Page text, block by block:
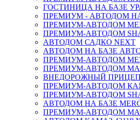
ГОСТИНИЦА НА БАЗЕ
ПРЕМИУМ - АВТОДОМ НА
ПРЕМИУМ-АВТОДОМ
ПРЕМИУМ-АВТОДОМ
АВТОДОМ САДКО NEXT
АВТОДОМ НА БАЗЕ
ПРЕМИУМ-АВТОДОМ
ПРЕМИУМ-АВТОДОМ
ВНЕДОРОЖНЫЙ
ПРЕМИУМ-АВТОДОМ
ПРЕМИУМ-АВТОДОМ
АВТОДОМ НА БАЗЕ
ПРЕМИУМ-АВТОДОМ